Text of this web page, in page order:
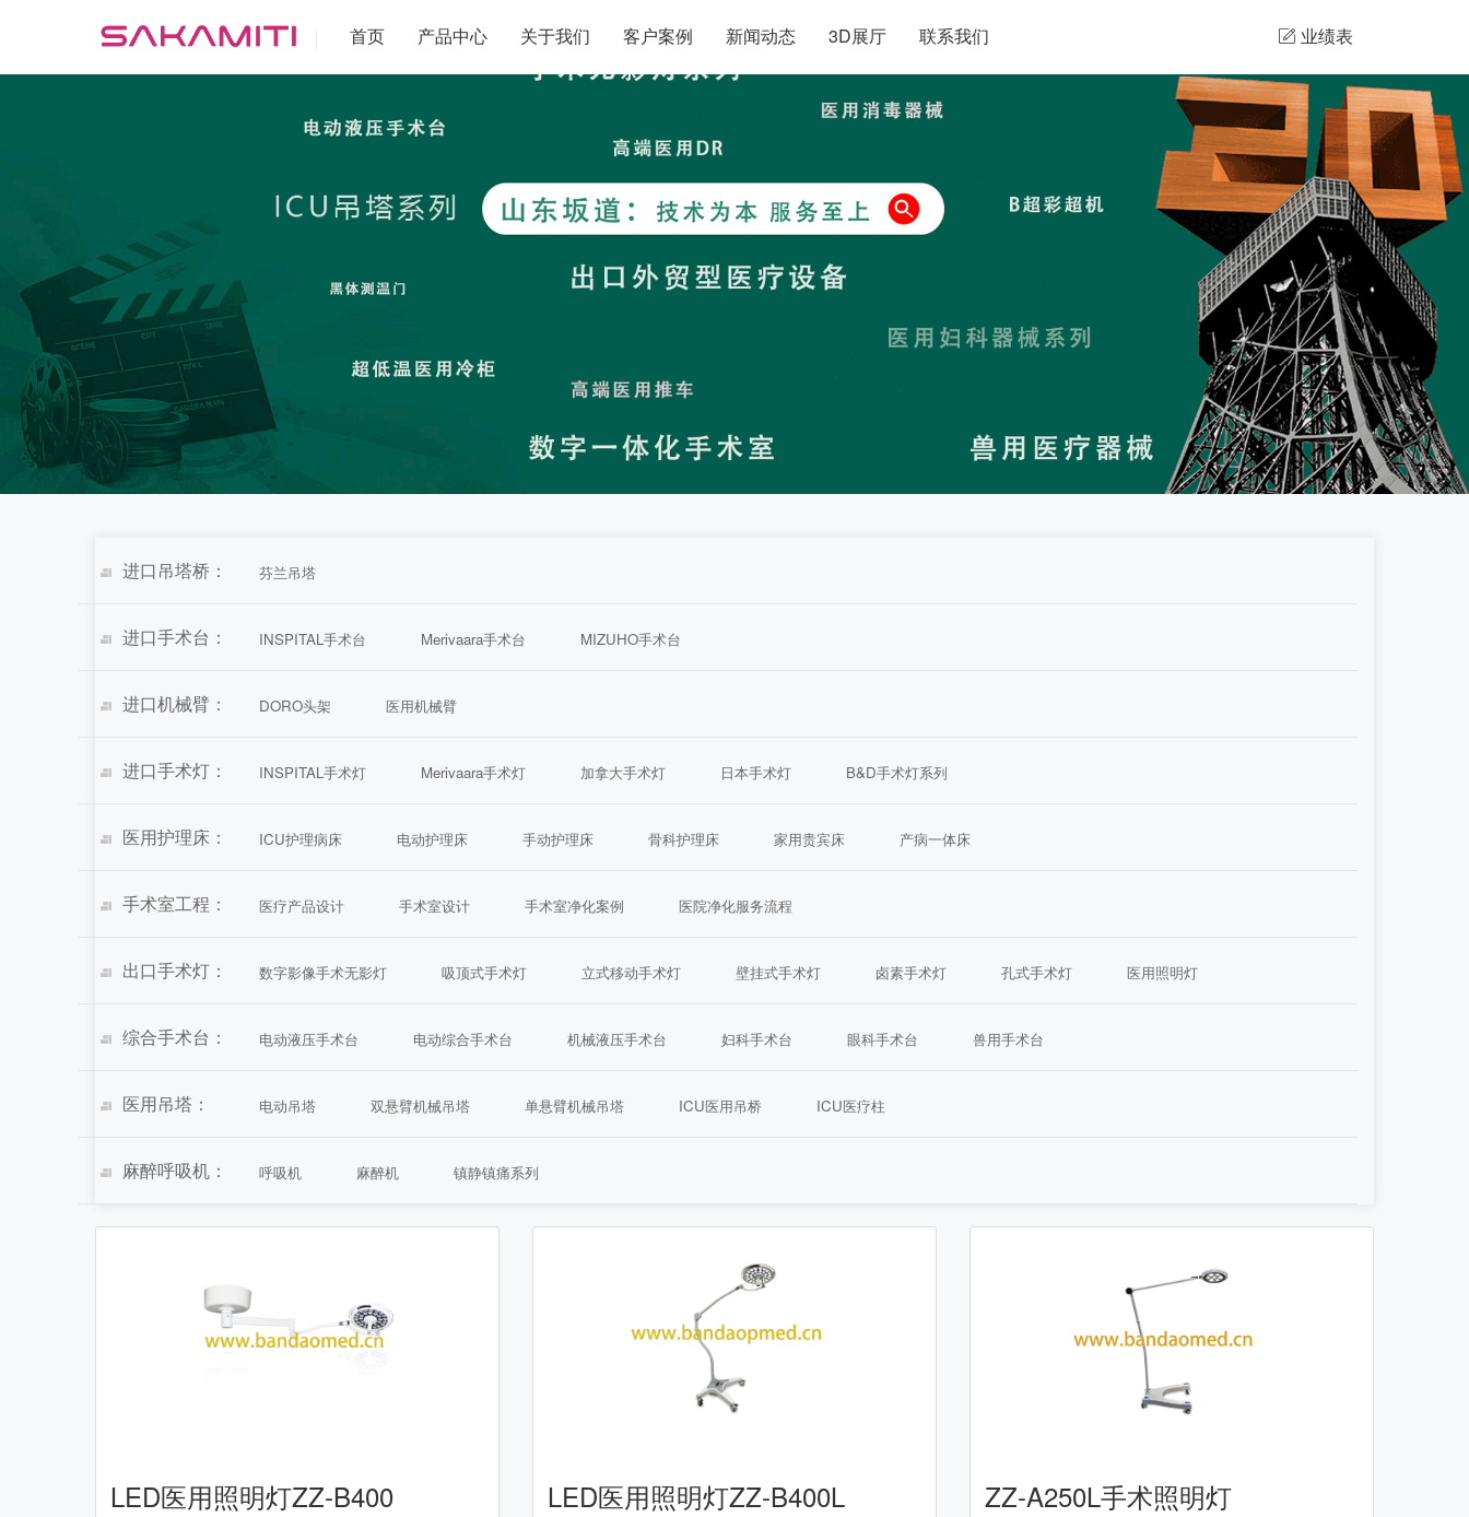
首页 产品中心 关于我们 客户案例 新闻动态 3D展厅 联系我们  业绩表
进口吊塔桥： 芬兰吊塔
进口手术台： INSPITAL手术台 Merivaara手术台 MIZUHO手术台
进口机械臂： DORO头架 医用机械臂
进口手术灯： INSPITAL手术灯 Merivaara手术灯 加拿大手术灯 日本手术灯 B&D手术灯系列
医用护理床： ICU护理病床 电动护理床 手动护理床 骨科护理床 家用贵宾床 产病一体床
手术室工程： 医疗产品设计 手术室设计 手术室净化案例 医院净化服务流程
出口手术灯： 数字影像手术无影灯 吸顶式手术灯 立式移动手术灯 壁挂式手术灯 卤素手术灯 孔式手术灯 医用照明灯
综合手术台： 电动液压手术台 电动综合手术台 机械液压手术台 妇科手术台 眼科手术台 兽用手术台
医用吊塔： 电动吊塔 双悬臂机械吊塔 单悬臂机械吊塔 ICU医用吊桥 ICU医疗柱
麻醉呼吸机： 呼吸机 麻醉机 镇静镇痛系列
LED医用照明灯ZZ-B400 LED医用照明灯ZZ-B400L ZZ-A250L手术照明灯